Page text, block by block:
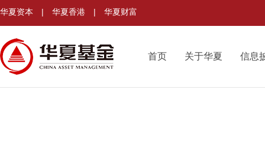
华夏资本 | 华夏香港 | 华夏财富
首页 关于华夏 信息